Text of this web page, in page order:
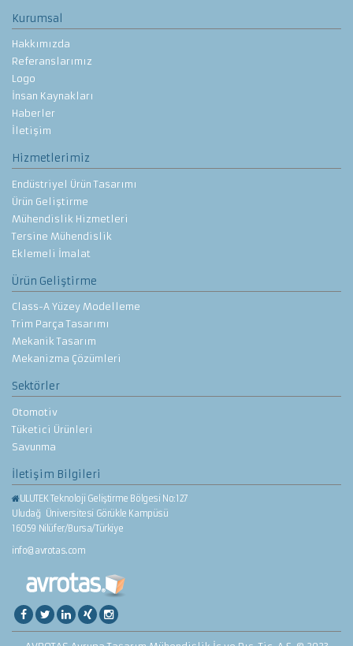
Kurumsal
Hakkımızda
Referanslarımız
Logo
İnsan Kaynakları
Haberler
İletişim
Hizmetlerimiz
Endüstriyel Ürün Tasarımı
Ürün Geliştirme
Mühendislik Hizmetleri
Tersine Mühendislik
Eklemeli İmalat
Ürün Geliştirme
Class-A Yüzey Modelleme
Trim Parça Tasarımı
Mekanik Tasarım
Mekanizma Çözümleri
Sektörler
Otomotiv
Tüketici Ürünleri
Savunma
İletişim Bilgileri
ULUTEK Teknoloji Geliştirme Bölgesi No:127
Uludağ Üniversitesi Görükle Kampüsü
16059 Nilüfer/Bursa/Türkiye
info@avrotas.com